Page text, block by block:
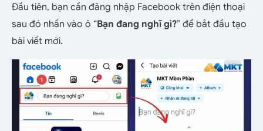
Đầu tiên, bạn cần đăng nhập Facebook trên điện thoại
sau đó nhấn vào ô “Bạn đang nghĩ gì?” để bắt đầu tạo
bài viết mới.